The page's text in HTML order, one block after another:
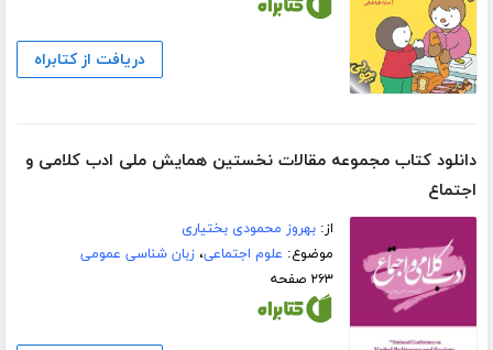
دریافت از کتابراه
دانلود کتاب مجموعه مقالات نخستین همایش ملی ادب کلامی و
اجتماع
از:بهروز محمودی بختیاری
موضوع: علوم اجتماعی،زبان شناسی عمومی
۲۶۳ صفحه